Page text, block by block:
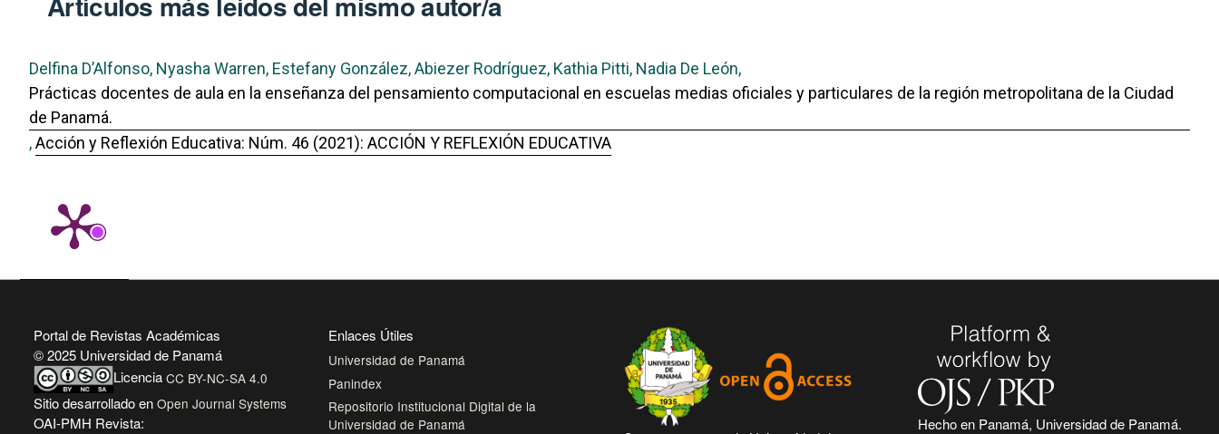
Delfina D’Alfonso, Nyasha Warren, Estefany González, Abiezer Rodríguez, Kathia Pitti, Nadia De León,
Prácticas docentes de aula en la enseñanza del pensamiento computacional en escuelas medias oficiales y particulares de la región metropolitana de la Ciudad
de Panamá.
,Acción y Reflexión Educativa: Núm. 46 (2021): ACCIÓN Y REFLEXIÓN EDUCATIVA
Portal de Revistas Académicas
© 2025 Universidad de Panamá
Licencia CC BY-NC-SA 4.0
Sitio desarrollado en Open Journal Systems
OAI-PMH Revista:
Enlaces Útiles
Universidad de Panamá
Panindex
Repositorio Institucional Digital de la
Universidad de Panamá
Hecho en Panamá, Universidad de Panamá.